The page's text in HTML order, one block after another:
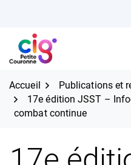
contenu
CIG Petite
Accueil
Publications et
17e édition JSST –
combat continue